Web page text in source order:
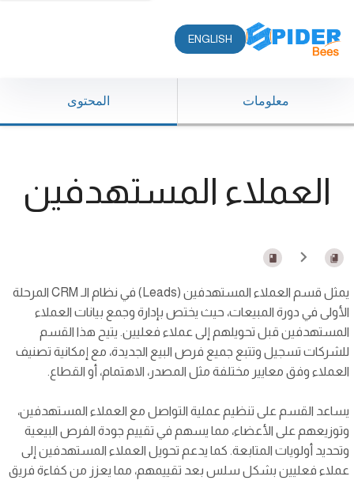
ENGLISH
معلومات المحتوى
العملاء المستهدفين
يمثل قسم العملاء المستهدفين (Leads) في نظام الـ CRM المرحلة
الأولى في دورة المبيعات، حيث يختص بإدارة وجمع بيانات العملاء
المستهدفين قبل تحويلهم إلى عملاء فعليين. يتيح هذا القسم
للشركات تسجيل وتتبع جميع فرص البيع الجديدة، مع إمكانية تصنيف
العملاء وفق معايير مختلفة مثل المصدر، الاهتمام، أو القطاع.
يساعد القسم على تنظيم عملية التواصل مع العملاء المستهدفين،
وتوزيعهم على الأعضاء، مما يسهم في تقييم جودة الفرص البيعية
وتحديد أولويات المتابعة. كما يدعم تحويل العملاء المستهدفين إلى
عملاء فعليين بشكل سلس بعد تقييمهم، مما يعزز من كفاءة فريق